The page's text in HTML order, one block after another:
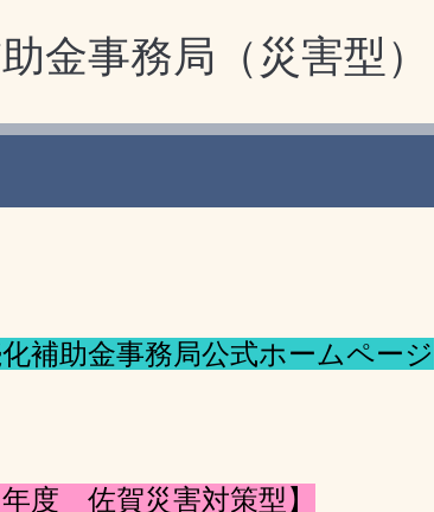
金事務局（災害型）
補助金事務局公式ホームページ
年度 佐賀災害対策型 】